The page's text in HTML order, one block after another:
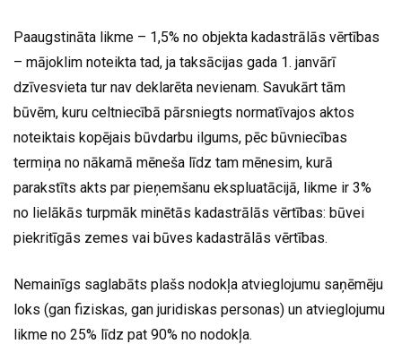
Paaugstināta likme – 1,5% no objekta kadastrālās vērtības
– mājoklim noteikta tad, ja taksācijas gada 1. janvārī
dzīvesvieta tur nav deklarēta nevienam. Savukārt tām
būvēm, kuru celtniecībā pārsniegts normatīvajos aktos
noteiktais kopējais būvdarbu ilgums, pēc būvniecības
termiņa no nākamā mēneša līdz tam mēnesim, kurā
parakstīts akts par pieņemšanu ekspluatācijā, likme ir 3%
no lielākās turpmāk minētās kadastrālās vērtības: būvei
piekritīgās zemes vai būves kadastrālās vērtības.
Nemainīgs saglabāts plašs nodokļa atvieglojumu saņēmēju
loks (gan fiziskas, gan juridiskas personas) un atvieglojumu
likme no 25% līdz pat 90% no nodokļa.